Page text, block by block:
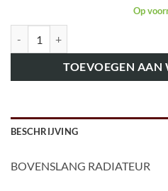
Op
TOEVOEGEN AAN
BESCHRIJVING
BOVENSLANG RADIATEUR